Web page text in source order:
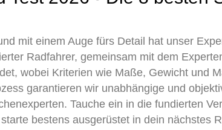
mit einem Auge fürs Detail hat unser
Radfahrer, gemeinsam mit dem
wobei Kriterien wie Maße, Gewicht und
garantieren wir unabhängige und
Tauche ein in die fundierten
bestens ausgerüstet in dein nächstes